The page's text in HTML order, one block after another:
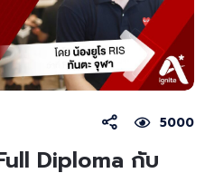
5000
Diploma กับ